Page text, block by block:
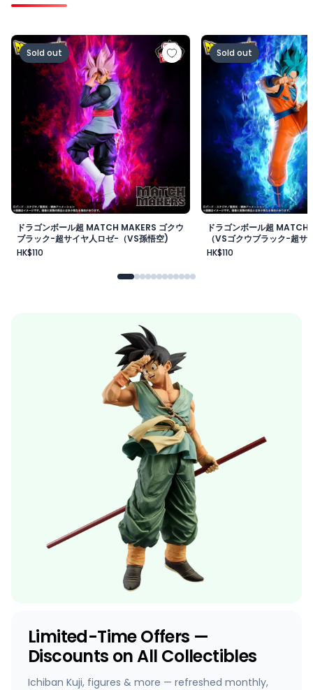
ドラゴンボール超 MATCH MAKERS ゴクウブラック-超サ
Sold out
ドラゴンボール超 MATCH MAKERS ゴクウ
ブラック-超サイヤ人ロゼ-（VS孫悟空)
HK$110
ドラゴンボール超
Sold out
ドラゴンボール超 MATCH
（VSゴクウブラック-超
HK$110
Limited-Time Offers —
Discounts on All Collectibles
Ichiban Kuji, figures & more — refreshed monthly,